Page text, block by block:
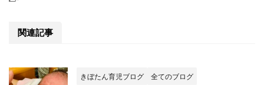
関連記事
きぼたん育児ブログ 全てのブログ